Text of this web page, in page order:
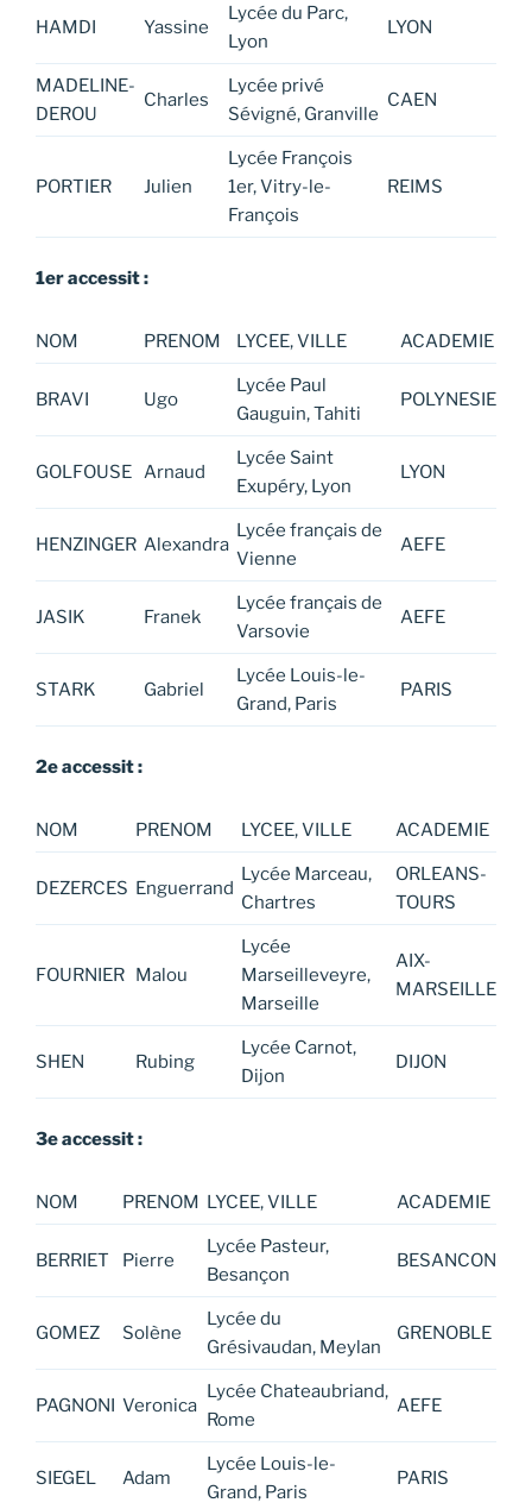
HAMDI Yassine
Lycée du Parc,
Lyon
LYON
MADELINE-
DEROU
Charles
Lycée privé
Sévigné, Granville
CAEN
PORTIER Julien
Lycée François
1er, Vitry-le-
François
REIMS
1er accessit :
NOM PRENOM LYCEE, VILLE ACADEMIE
BRAVI Ugo
Lycée Paul
Gauguin, Tahiti
POLYNESIE
GOLFOUSE Arnaud
Lycée Saint
Exupéry, Lyon
LYON
HENZINGER Alexandra
Lycée français de
Vienne
AEFE
JASIK Franek
Lycée français de
Varsovie
AEFE
STARK Gabriel
Lycée Louis-le-
Grand, Paris
PARIS
2e accessit :
NOM PRENOM LYCEE, VILLE ACADEMIE
DEZERCES Enguerrand
Lycée Marceau,
Chartres
ORLEANS-
TOURS
FOURNIER Malou
Lycée
Marseilleveyre,
Marseille
AIX-
MARSEILLE
SHEN Rubing
Lycée Carnot,
Dijon
DIJON
3e accessit :
NOM PRENOM LYCEE, VILLE ACADEMIE
BERRIET Pierre
Lycée Pasteur,
Besançon
BESANCON
GOMEZ Solène
Lycée du
Grésivaudan, Meylan
GRENOBLE
PAGNONI Veronica
Lycée Chateaubriand,
Rome
AEFE
SIEGEL Adam
Lycée Louis-le-
Grand, Paris
PARIS